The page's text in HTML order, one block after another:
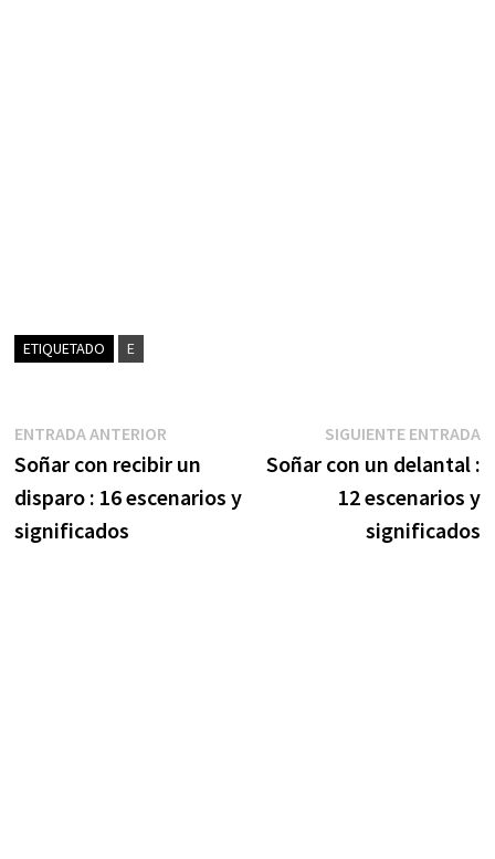
ETIQUETADO E
Navegación
de
entradas
ENTRADA ANTERIOREntrada
anterior:
Soñar con recibir un
disparo : 16 escenarios y
significados
SIGUIENTE ENTRADA
Soñar con un delantal :
12 escenarios y
significados